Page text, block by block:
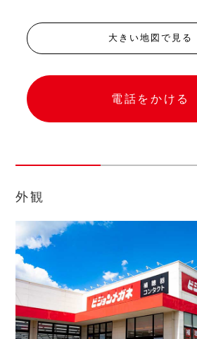
大きい地図で見る
電話をかける
外観